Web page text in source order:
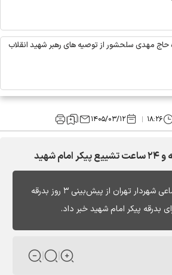
مهدی سلحشور از توصیه های رهبر شهید انقلاب
۱۸:۲۶ ۱۴۰۵/۰۳/۱۲
معاون فرهنگی و اجتماعی شهردار تهران از پیش‌بینی ۳ روز بدرقه